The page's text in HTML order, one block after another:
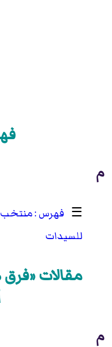
م
☰
منتخب
للسيدات
مقالات
م